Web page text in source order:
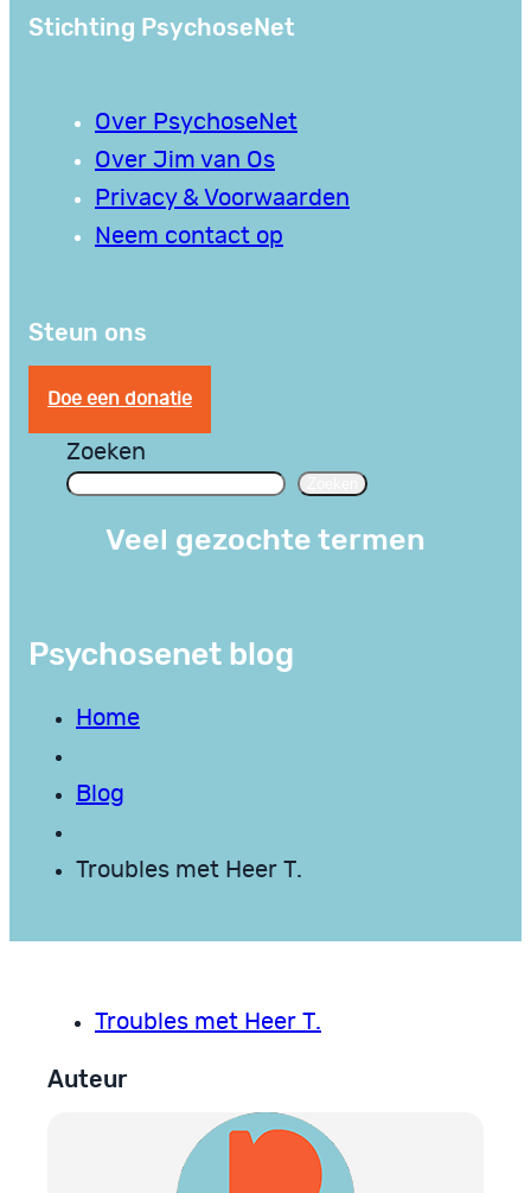
Stichting PsychoseNet
Over PsychoseNet
Over Jim van Os
Privacy & Voorwaarden
Neem contact op
Steun ons
Doe een donatie
Zoeken
Veel gezochte termen
Psychosenet blog
Home
Blog
Troubles met Heer T.
Troubles met Heer T.
Auteur